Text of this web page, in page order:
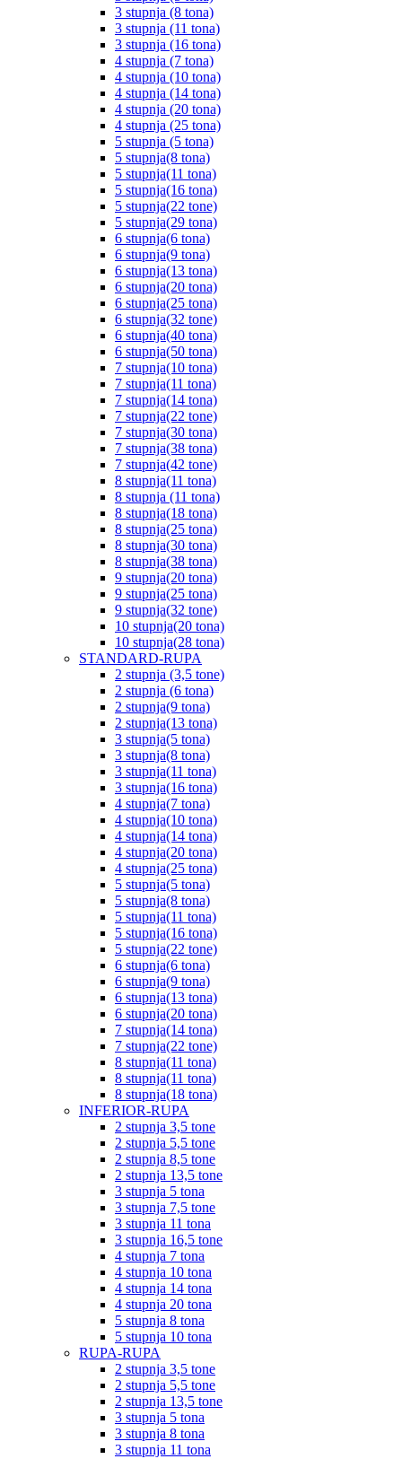
3 stupnja (8 tona)
3 stupnja (11 tona)
3 stupnja (16 tona)
4 stupnja (7 tona)
4 stupnja (10 tona)
4 stupnja (14 tona)
4 stupnja (20 tona)
4 stupnja (25 tona)
5 stupnja (5 tona)
5 stupnja(8 tona)
5 stupnja(11 tona)
5 stupnja(16 tona)
5 stupnja(22 tone)
5 stupnja(29 tona)
6 stupnja(6 tona)
6 stupnja(9 tona)
6 stupnja(13 tona)
6 stupnja(20 tona)
6 stupnja(25 tona)
6 stupnja(32 tone)
6 stupnja(40 tona)
6 stupnja(50 tona)
7 stupnja(10 tona)
7 stupnja(11 tona)
7 stupnja(14 tona)
7 stupnja(22 tone)
7 stupnja(30 tona)
7 stupnja(38 tona)
7 stupnja(42 tone)
8 stupnja(11 tona)
8 stupnja (11 tona)
8 stupnja(18 tona)
8 stupnja(25 tona)
8 stupnja(30 tona)
8 stupnja(38 tona)
9 stupnja(20 tona)
9 stupnja(25 tona)
9 stupnja(32 tone)
10 stupnja(20 tona)
10 stupnja(28 tona)
STANDARD-RUPA
2 stupnja (3,5 tone)
2 stupnja (6 tona)
2 stupnja(9 tona)
2 stupnja(13 tona)
3 stupnja(5 tona)
3 stupnja(8 tona)
3 stupnja(11 tona)
3 stupnja(16 tona)
4 stupnja(7 tona)
4 stupnja(10 tona)
4 stupnja(14 tona)
4 stupnja(20 tona)
4 stupnja(25 tona)
5 stupnja(5 tona)
5 stupnja(8 tona)
5 stupnja(11 tona)
5 stupnja(16 tona)
5 stupnja(22 tone)
6 stupnja(6 tona)
6 stupnja(9 tona)
6 stupnja(13 tona)
6 stupnja(20 tona)
7 stupnja(14 tona)
7 stupnja(22 tone)
8 stupnja(11 tona)
8 stupnja(11 tona)
8 stupnja(18 tona)
INFERIOR-RUPA
2 stupnja 3,5 tone
2 stupnja 5,5 tone
2 stupnja 8,5 tone
2 stupnja 13,5 tone
3 stupnja 5 tona
3 stupnja 7,5 tone
3 stupnja 11 tona
3 stupnja 16,5 tone
4 stupnja 7 tona
4 stupnja 10 tona
4 stupnja 14 tona
4 stupnja 20 tona
5 stupnja 8 tona
5 stupnja 10 tona
RUPA-RUPA
2 stupnja 3,5 tone
2 stupnja 5,5 tone
2 stupnja 13,5 tone
3 stupnja 5 tona
3 stupnja 8 tona
3 stupnja 11 tona